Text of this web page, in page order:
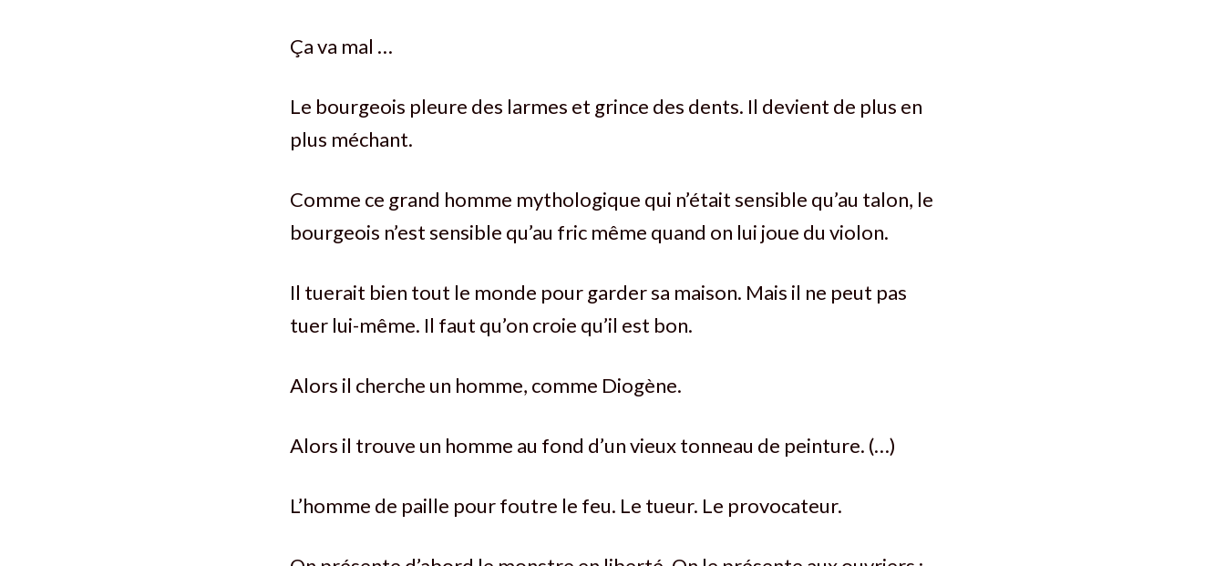
Ça va mal …
Le bourgeois pleure des larmes et grince des dents. Il devient de plus en
plus méchant.
Comme ce grand homme mythologique qui n’était sensible qu’au talon, le
bourgeois n’est sensible qu’au fric même quand on lui joue du violon.
Il tuerait bien tout le monde pour garder sa maison. Mais il ne peut pas
tuer lui-même. Il faut qu’on croie qu’il est bon.
Alors il cherche un homme, comme Diogène.
Alors il trouve un homme au fond d’un vieux tonneau de peinture. (…)
L’homme de paille pour foutre le feu. Le tueur. Le provocateur.